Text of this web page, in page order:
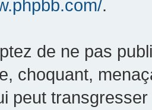
.
de ne pas
choquant,
peut